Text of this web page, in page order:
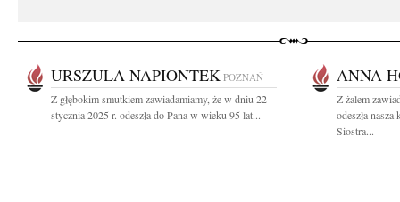
URSZULA NAPIONTEK POZNAŃ
Z głębokim smutkiem zawiadamiamy, że w dniu 22
stycznia 2025 r. odeszła do Pana w wieku 95 lat...
ANNA
Z żalem
odeszła
Siostra...